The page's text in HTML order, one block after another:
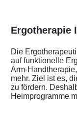
Ergotherapie
Die
auf funktionelle
Arm-
mehr. Ziel ist es,
zu fördern.
Heimprogramme